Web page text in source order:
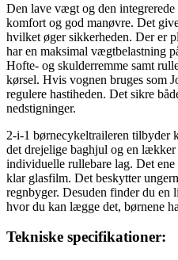
Den lave vægt og den
komfort og god manøvre. Det
hvilket øger sikkerheden. Der er
har en maksimal vægtbelastning
Hofte- og skulderremme samt
kørsel. Hvis vognen bruges som
regulere hastiheden. Det sikre
nedstigninger.
2-i-1 børnecykeltraileren tilbyder
det drejelige baghjul og en lækker
individuelle rullebare lag. Det
klar glasfilm. Det beskytter
regnbyger. Desuden finder du en
hvor du kan lægge det, børnene
Tekniske specifikationer: